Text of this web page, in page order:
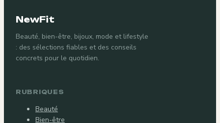
NewFit
Beauté, bien-être, bijoux, mode et lifestyle
: des sélections fiables et des conseils
concrets pour le quotidien.
RUBRIQUES
Beauté
Bien-être